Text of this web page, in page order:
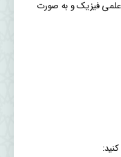
به همت انجمن علمی فیزیک و به صورت